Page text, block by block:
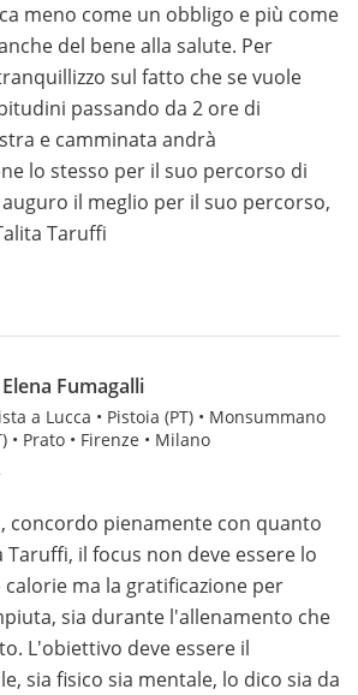
meno come un obbligo e più come
del bene alla salute. Per
sul fatto che se vuole
passando da 2 ore di
e camminata andrà
lo stesso per il suo percorso di
il meglio per il suo percorso,
Taruffi
Fumagalli
a Lucca • Pistoia (PT) • Monsummano
• Prato • Firenze • Milano
concordo pienamente con quanto
il focus non deve essere lo
ma la gratificazione per
sia durante l'allenamento che
L'obiettivo deve essere il
sia fisico sia mentale, lo dico sia da